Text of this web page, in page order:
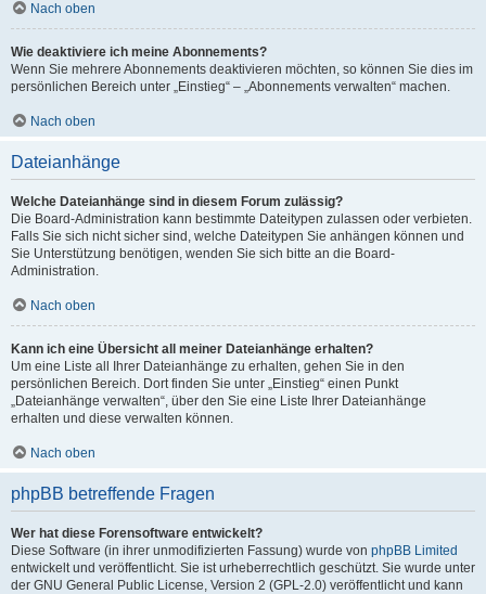
Nach oben
Wie deaktiviere ich meine Abonnements?
Wenn Sie mehrere Abonnements deaktivieren möchten, so können Sie dies im
persönlichen Bereich unter „Einstieg“ – „Abonnements verwalten“ machen.
Nach oben
Dateianhänge
Welche Dateianhänge sind in diesem Forum zulässig?
Die Board-Administration kann bestimmte Dateitypen zulassen oder verbieten.
Falls Sie sich nicht sicher sind, welche Dateitypen Sie anhängen können und
Sie Unterstützung benötigen, wenden Sie sich bitte an die Board-
Administration.
Nach oben
Kann ich eine Übersicht all meiner Dateianhänge erhalten?
Um eine Liste all Ihrer Dateianhänge zu erhalten, gehen Sie in den
persönlichen Bereich. Dort finden Sie unter „Einstieg“ einen Punkt
„Dateianhänge verwalten“, über den Sie eine Liste Ihrer Dateianhänge
erhalten und diese verwalten können.
Nach oben
phpBB betreffende Fragen
Wer hat diese Forensoftware entwickelt?
Diese Software (in ihrer unmodifizierten Fassung) wurde von phpBB Limited
entwickelt und veröffentlicht. Sie ist urheberrechtlich geschützt. Sie wurde unter
der GNU General Public License, Version 2 (GPL-2.0) veröffentlicht und kann